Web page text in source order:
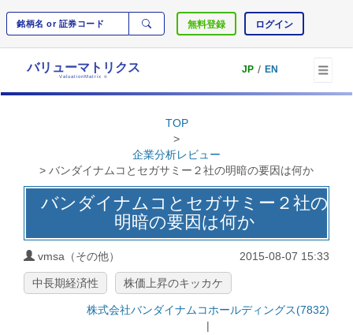
無料登録 ログイン
バリューマトリクス
ValuationMatrix ®
JP / EN
TOP
>
企業分析レビュー
> バンダイナムコとセガサミー２社の明暗の要因は何か
バンダイナムコとセガサミー２社の
明暗の要因は何か
vmsa（その他） 2015-08-07 15:33
中長期経済性 株価上昇のキッカケ
株式会社バンダイナムコホールディングス(7832)
|